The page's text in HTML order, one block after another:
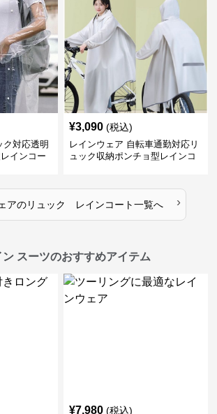
ク対応透明
インコー
¥3,090 (税込)
レインウェア 自転車通勤対応リ
ュック収納ポンチョ型レインコ
アのリュック レインコート一覧へ ›
スーツのおすすめアイテム
¥7,980 (税込)